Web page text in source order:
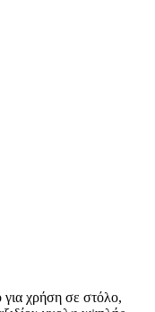
για χρήση σε στόλο,